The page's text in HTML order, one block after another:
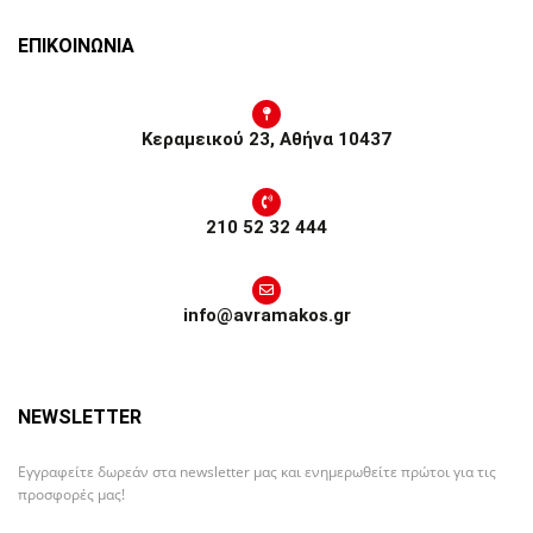
ΕΠΙΚΟΙΝΩΝΙΑ
Κεραμεικού 23, Αθήνα 10437
210 52 32 444
info@avramakos.gr
NEWSLETTER
Εγγραφείτε δωρεάν στα newsletter μας και ενημερωθείτε πρώτοι για τις
προσφορές μας!